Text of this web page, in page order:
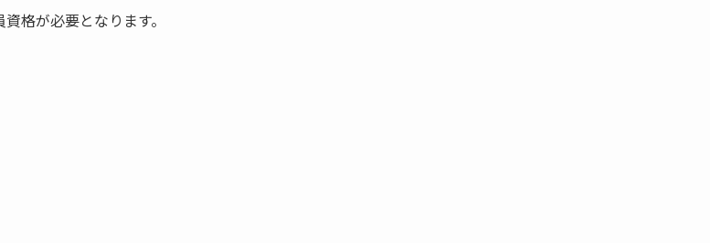
格が必要となります。